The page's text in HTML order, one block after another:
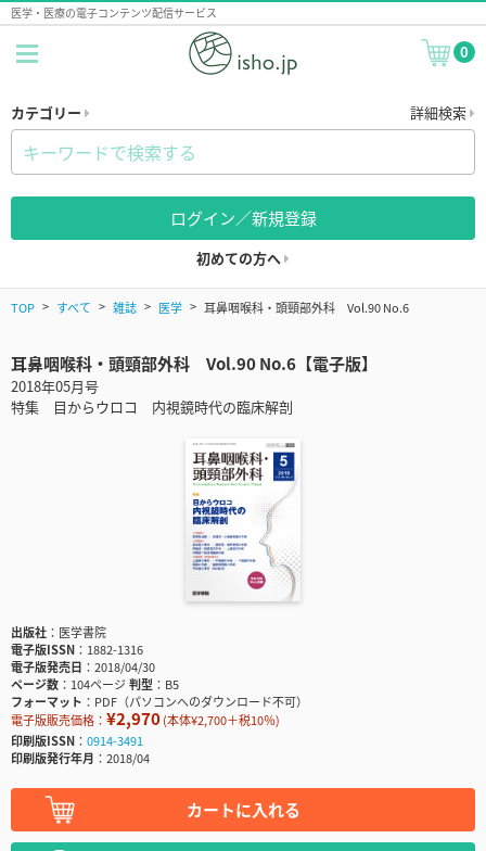
医学・医療の電子コンテンツ配信サービス
0
カテゴリー 詳細検索
ログイン／新規登録
初めての方へ
TOP すべて 雑誌 医学 耳鼻咽喉科・頭頸部外科 Vol.90 No.6
耳鼻咽喉科・頭頸部外科 Vol.90 No.6【電子版】
2018年05月号
特集 目からウロコ 内視鏡時代の臨床解剖
出版社
医学書院
電子版ISSN
1882-1316
電子版発売日
2018/04/30
ページ数
104ページ判型
B5
フォーマット
PDF（パソコンへのダウンロード不可）
電子版販売価格： ¥2,970(本体¥2,700＋税10％)
印刷版ISSN
0914-3491
印刷版発行年月
2018/04
カートに入れる